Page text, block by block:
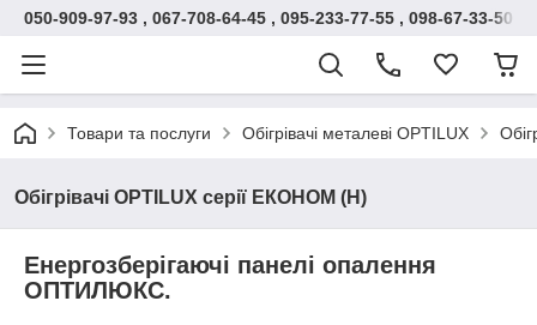
050-909-97-93 , 067-708-64-45 , 095-233-77-55 , 098-67-33-500
Товари та послуги Обігрівачі металеві OPTILUX
Обігрівачі OPTILUX серії ЕКОНОМ (Н)
Енергозберігаючі панелі опалення
ОПТИЛЮКС.